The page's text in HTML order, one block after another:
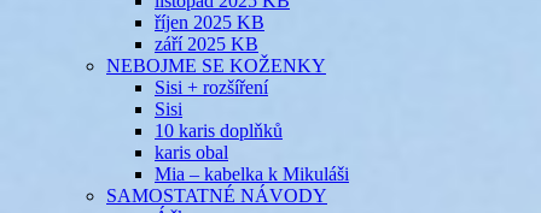
říjen 2025 KB
září 2025 KB
NEBOJME SE KOŽENKY
Sisi + rozšíření
Sisi
10 karis doplňků
karis obal
Mia – kabelka k Mikuláši
SAMOSTATNÉ NÁVODY